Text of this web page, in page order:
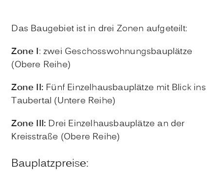
Das Baugebiet ist in drei Zonen aufgeteilt:
Zone I: zwei Geschosswohnungsbauplätze
(Obere Reihe)
Zone II: Fünf Einzelhausbauplätze mit Blick ins
Taubertal (Untere Reihe)
Zone III: Drei Einzelhausbauplätze an der
Kreisstraße (Obere Reihe)
Bauplatzpreise: